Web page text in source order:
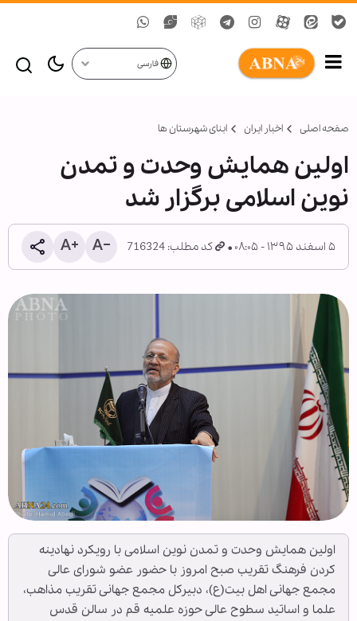
فارسی
صفحه اصلی اخبار ایران ابنای شهرستان ها
اولین همایش وحدت و تمدن
نوین اسلامی برگزار شد
۵ اسفند ۱۳۹۵ - ۰۸:۰۵ کد مطلب: 716324
اولین همایش وحدت و تمدن نوین اسلامی با رویکرد نهادینه
کردن فرهنگ تقریب صبح امروز با حضور عضو شورای عالی
مجمع جهانی اهل بیت(ع)، دبیرکل مجمع جهانی تقریب مذاهب،
علما و اساتید سطوح عالی حوزه علمیه قم در سالن قدس